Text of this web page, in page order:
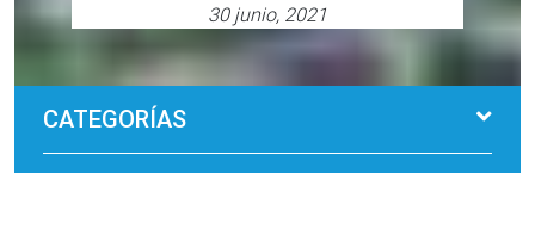
30 junio, 2021
CATEGORÍAS